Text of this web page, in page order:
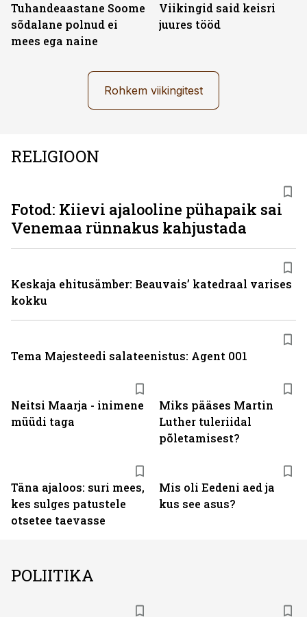
Tuhandeaastane Soome
sõdalane polnud ei
mees ega naine
Viikingid said keisri
juures tööd
Rohkem viikingitest
RELIGIOON
Neitsi Maarja - inimene
müüdi taga
Miks pääses Martin
Luther tuleriidal
põletamisest?
Täna ajaloos: suri mees,
kes sulges patustele
otsetee taevasse
Mis oli Eedeni aed ja
kus see asus?
Fotod: Kiievi ajalooline pühapaik sai
Venemaa rünnakus kahjustada
Keskaja ehitusämber: Beauvais’ katedraal varises
kokku
Tema Majesteedi salateenistus: Agent 001
POLIITIKA